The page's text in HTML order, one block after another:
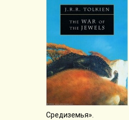
Средиземья».